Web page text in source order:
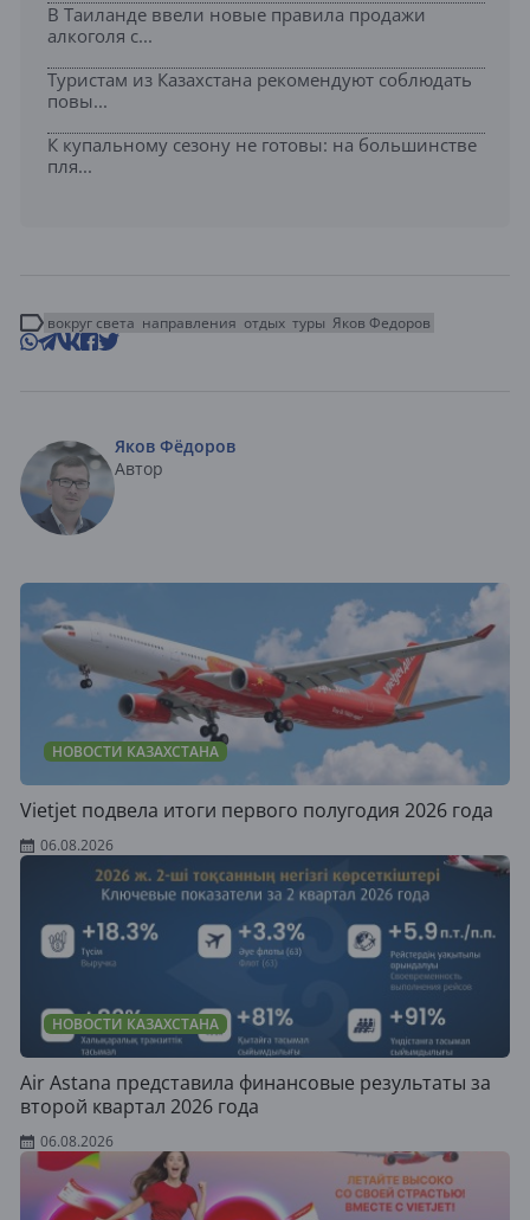
В Таиланде ввели новые правила продажи
алкоголя с...
Туристам из Казахстана рекомендуют соблюдать
повы...
К купальному сезону не готовы: на большинстве
пля...
вокруг света направления отдых туры Яков Федоров
Яков Фёдоров
Автор
НОВОСТИ КАЗАХСТАНА
Vietjet подвела итоги первого полугодия 2026 года
06.08.2026
НОВОСТИ КАЗАХСТАНА
Air Astana представила финансовые результаты за
второй квартал 2026 года
06.08.2026